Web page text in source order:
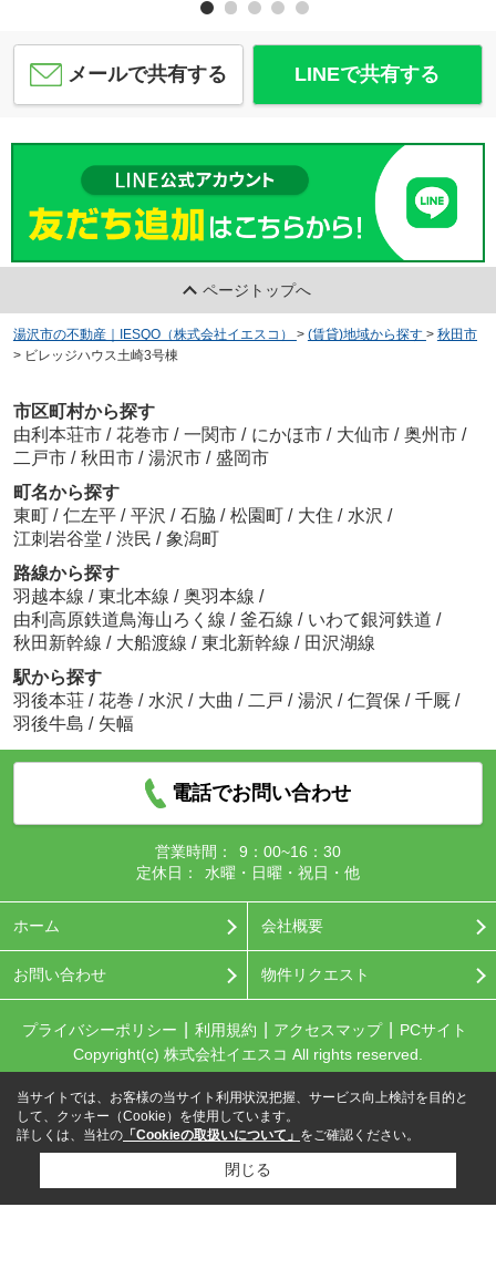
メールで共有する LINEで共有する
ページトップへ
湯沢市の不動産｜IESQO（株式会社イエスコ） > (賃貸)地域から探す > 秋田市
> ビレッジハウス土崎3号棟
市区町村から探す
由利本荘市 / 花巻市 / 一関市 / にかほ市 / 大仙市 / 奥州市 /
二戸市 / 秋田市 / 湯沢市 / 盛岡市
町名から探す
東町 / 仁左平 / 平沢 / 石脇 / 松園町 / 大住 / 水沢 /
江刺岩谷堂 / 渋民 / 象潟町
路線から探す
羽越本線 / 東北本線 / 奥羽本線 /
由利高原鉄道鳥海山ろく線 / 釜石線 / いわて銀河鉄道 /
秋田新幹線 / 大船渡線 / 東北新幹線 / 田沢湖線
駅から探す
羽後本荘 / 花巻 / 水沢 / 大曲 / 二戸 / 湯沢 / 仁賀保 / 千厩 /
羽後牛島 / 矢幅
電話でお問い合わせ
営業時間：
9：00~16：30
定休日：
水曜・日曜・祝日・他
ホーム 会社概要
お問い合わせ 物件リクエスト
プライバシーポリシー 利用規約 アクセスマップ
PCサイト
Copyright(c) 株式会社イエスコ All rights reserved.
当サイトでは、お客様の当サイト利用状況把握、サービス向上検討を目的と
して、クッキー（Cookie）を使用しています。
詳しくは、当社の 「Cookieの取扱いについて」 をご確認ください。
閉じる